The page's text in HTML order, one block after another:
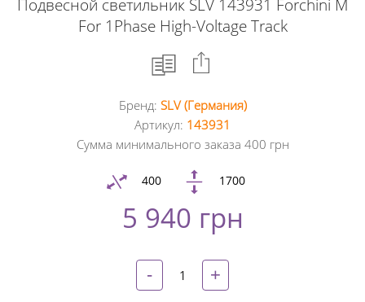
Подвесной светильник SLV 143931 Forchini M
For 1Phase High-Voltage Track
Facebook
Twitter
Pinterest
Бренд: SLV (Германия)
Артикул: 143931
Сумма минимального заказа 400 грн
400 1700
5 940 грн
- +